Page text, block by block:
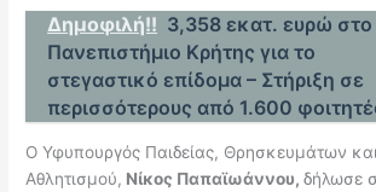
Δημοφιλή!! 3,358 εκατ. ευρώ στο
Πανεπιστήμιο Κρήτης για το
στεγαστικό επίδομα – Στήριξη σε
περισσότερους από 1.600
Ο Υφυπουργός Παιδείας, Θρησκευμάτων και
Αθλητισμού, Νίκος Παπαϊωάννου,δήλωσε